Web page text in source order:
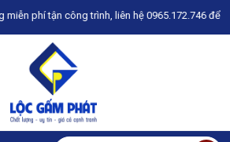
tận công trình, liên hệ 0965.172.746 để được tư